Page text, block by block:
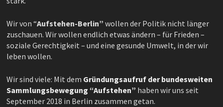
Wir von “Aufstehen-Berlin” wollen der Politik nicht länger
zuschauen. Wir wollen endlich etwas ändern – für Frieden –
soziale Gerechtigkeit – und eine gesunde Umwelt, in der wir
leben wollen.
Wir sind viele: Mit dem Gründungsaufruf der bundesweiten
Sammlungsbewegung “Aufstehen” haben wir uns seit
September 2018 in Berlin zusammen getan.